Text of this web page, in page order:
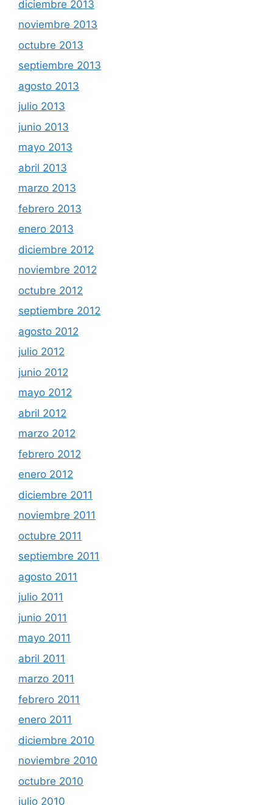
diciembre 2013
noviembre 2013
octubre 2013
septiembre 2013
agosto 2013
julio 2013
junio 2013
mayo 2013
abril 2013
marzo 2013
febrero 2013
enero 2013
diciembre 2012
noviembre 2012
octubre 2012
septiembre 2012
agosto 2012
julio 2012
junio 2012
mayo 2012
abril 2012
marzo 2012
febrero 2012
enero 2012
diciembre 2011
noviembre 2011
octubre 2011
septiembre 2011
agosto 2011
julio 2011
junio 2011
mayo 2011
abril 2011
marzo 2011
febrero 2011
enero 2011
diciembre 2010
noviembre 2010
octubre 2010
julio 2010